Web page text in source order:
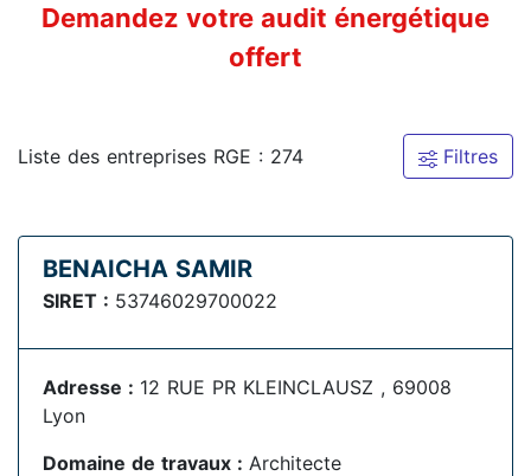
Demandez votre audit énergétique
offert
Liste des entreprises RGE : 274 Filtres
BENAICHA SAMIR
SIRET : 53746029700022
Adresse : 12 RUE PR KLEINCLAUSZ , 69008
Lyon
Domaine de travaux : Architecte